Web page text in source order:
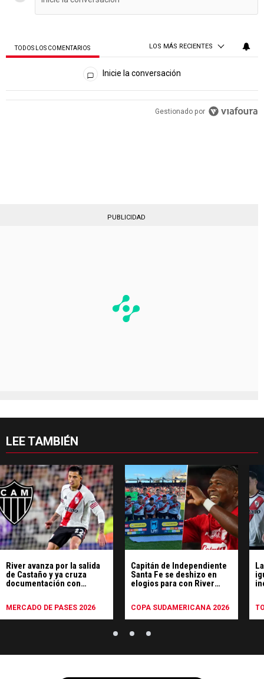
TODOS LOS COMENTARIOS LOS MÁS RECIENTES
Todos los comentarios
Inicie la conversación
PUBLICIDAD
LEE TAMBIÉN
River avanza por la salida
de Castaño y ya cruza
documentación con
MERCADO DE PASES 2026
Capitán de Independiente
Santa Fe se deshizo en
elogios para con River
COPA SUDAMERICANA 2026